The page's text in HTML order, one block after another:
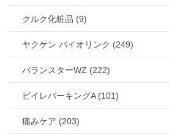
クルク化粧品 (9)
ヤクケン バイオリンク (249)
バランスターWZ (222)
ビイレバーキングA (101)
痛みケア (203)